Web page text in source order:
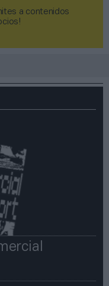
a contenidos